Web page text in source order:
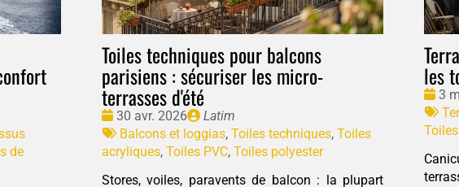
de
Toiles techniques pour balcons
parisiens : sécuriser les micro-
terrasses d'été
Date
:
30 avr. 2026
Publié
par
Latim
Tags
:
Balcons et loggias, Toiles techniques, Toiles
acryliques, Toiles PVC, Toiles polyester
Stores, voiles, paravents de balcon : la plupart
les
:
3
: